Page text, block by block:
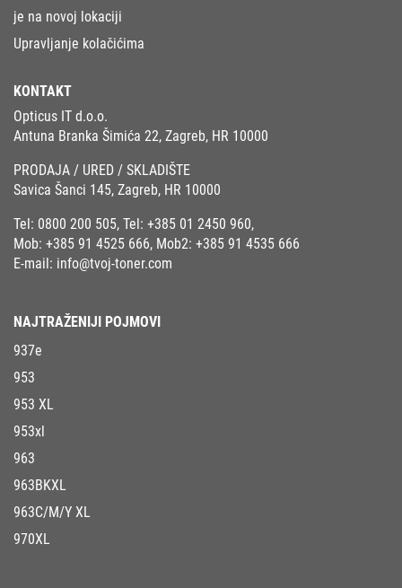
je na novoj lokaciji
Upravljanje kolačićima
KONTAKT
Opticus IT d.o.o.
Antuna Branka Šimića 22, Zagreb, HR 10000
PRODAJA / URED / SKLADIŠTE
Savica Šanci 145, Zagreb, HR 10000
Tel: 0800 200 505, Tel: +385 01 2450 960,
Mob: +385 91 4525 666, Mob2: +385 91 4535 666
E-mail: info@tvoj-toner.com
NAJTRAŽENIJI POJMOVI
937e
953
953 XL
953xl
963
963BKXL
963C/M/Y XL
970XL